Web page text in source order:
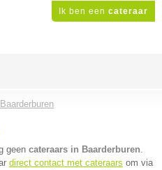
Ik ben een cateraar
Baarderburen
geen cateraars in Baarderburen.
direct contact met cateraars om via